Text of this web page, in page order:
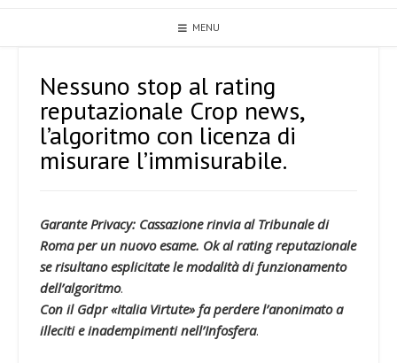
MENU
Nessuno stop al rating
reputazionale Crop news,
l’algoritmo con licenza di
misurare l’immisurabile.
Garante Privacy: Cassazione rinvia al Tribunale di
Roma per un nuovo esame. Ok al rating reputazionale
se risultano esplicitate le modalità di funzionamento
dell’algoritmo.
Con il Gdpr «Italia Virtute» fa perdere l’anonimato a
illeciti e inadempimenti nell’Infosfera.